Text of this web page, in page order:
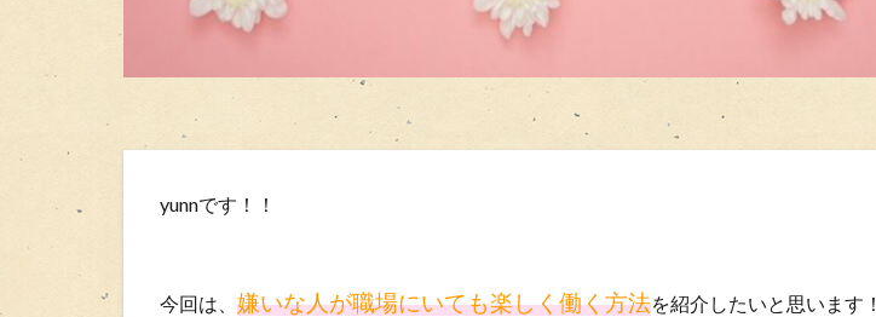
yunnです！！
今回は、 嫌いな人が職場にいても楽しく働く方法を紹介したいと思います！